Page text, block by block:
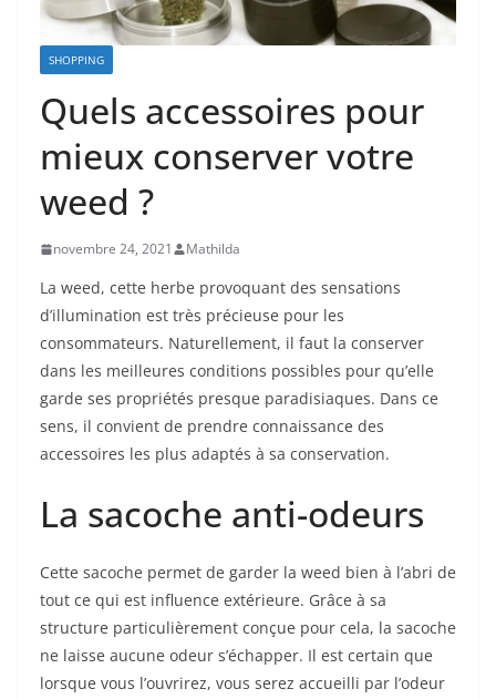
SHOPPING
Quels accessoires pour
mieux conserver votre
weed ?
novembre 24, 2021 Mathilda
La weed, cette herbe provoquant des sensations
d’illumination est très précieuse pour les
consommateurs. Naturellement, il faut la conserver
dans les meilleures conditions possibles pour qu’elle
garde ses propriétés presque paradisiaques. Dans ce
sens, il convient de prendre connaissance des
accessoires les plus adaptés à sa conservation.
La sacoche anti-odeurs
Cette sacoche permet de garder la weed bien à l’abri de
tout ce qui est influence extérieure. Grâce à sa
structure particulièrement conçue pour cela, la sacoche
ne laisse aucune odeur s’échapper. Il est certain que
lorsque vous l’ouvrirez, vous serez accueilli par l’odeur